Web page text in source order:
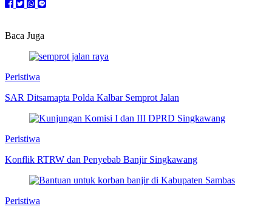
Baca Juga
Peristiwa
SAR Ditsamapta Polda Kalbar Semprot Jalan
Peristiwa
Konflik RTRW dan Penyebab Banjir Singkawang
Peristiwa